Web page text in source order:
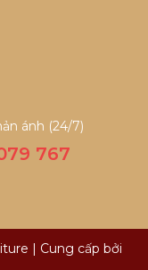
ánh (24/7)
767
Cung cấp bởi